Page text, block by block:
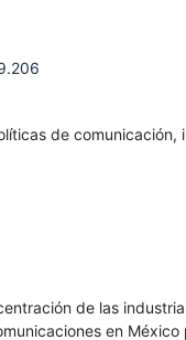
de comunicación,
de las
en México